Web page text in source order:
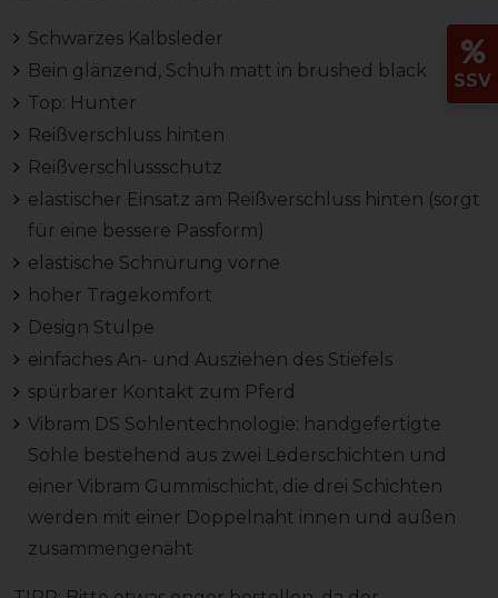
Schwarzes Kalbsleder
Bein glänzend, Schuh matt in brushed black
Top: Hunter
Reißverschluss hinten
Reißverschlussschutz
elastischer Einsatz am Reißverschluss hinten (sorgt
für eine bessere Passform)
elastische Schnürung vorne
hoher Tragekomfort
Design Stulpe
einfaches An- und Ausziehen des Stiefels
spürbarer Kontakt zum Pferd
Vibram DS Sohlentechnologie: handgefertigte
Sohle bestehend aus zwei Lederschichten und
einer Vibram Gummischicht, die drei Schichten
werden mit einer Doppelnaht innen und außen
zusammengenäht
SSV